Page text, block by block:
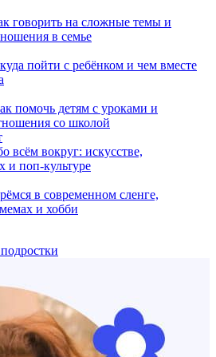
говорить на сложные темы и
в семье
пойти с ребёнком и чем вместе
помочь детям с уроками и
со школой
всём вокруг: искусстве,
и поп-культуре
в современном сленге,
и хобби